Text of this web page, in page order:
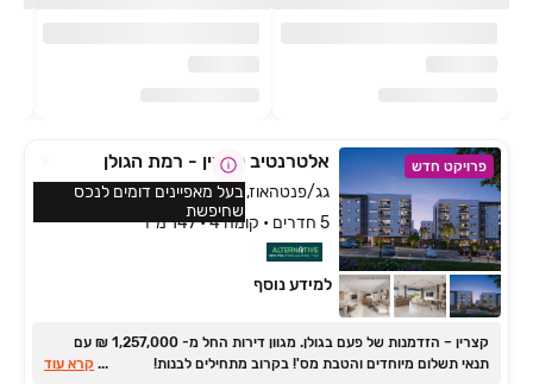
פרויקט חדש אלטרנטיב קצרין - רמת הגולן
גג/פנטהאוז, גמלא, קצרין
5 חדרים • קומה 4 • 147 מ״ר
למידע נוסף
קצרין ‏– הזדמנות של פעם בגולן. ‏מגוון דירות החל מ- ‏1,257,000 ‏₪ עם
תנאי תשלום מיוחדים והטבת מס'! בקרוב מתחילים לבנות!
... קרא עוד
בעל מאפיינים דומים לנכס
שחיפשת